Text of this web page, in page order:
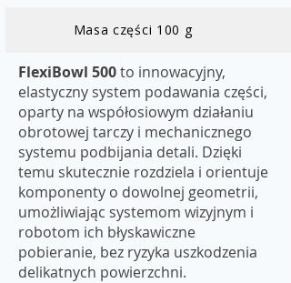
Masa części 100 g
FlexiBowl 500to innowacyjny,
elastyczny system podawania części,
oparty na współosiowym działaniu
obrotowej tarczy i mechanicznego
systemu podbijania detali. Dzięki
temu skutecznie rozdziela i orientuje
komponenty o dowolnej geometrii,
umożliwiając systemom wizyjnym i
robotom ich błyskawiczne
pobieranie, bez ryzyka uszkodzenia
delikatnych powierzchni.